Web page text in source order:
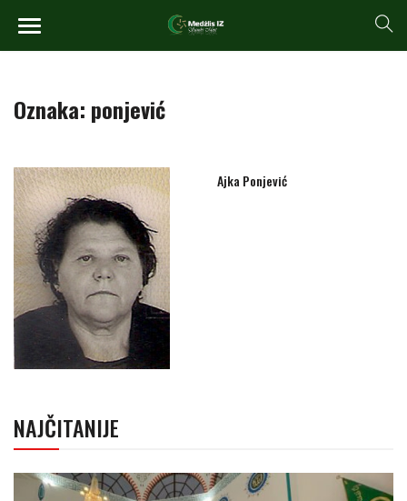
Oznaka: ponjević
Ajka Ponjević
NAJČITANIJE